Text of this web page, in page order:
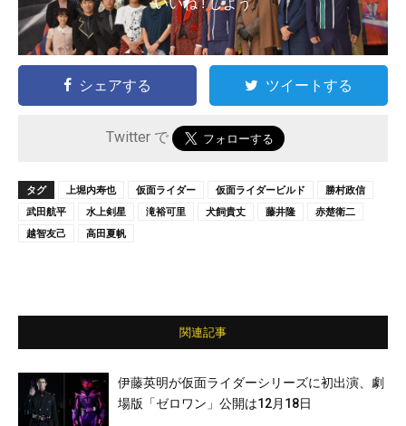
シェアする ツイートする
Twitter で
タグ 上堀内寿也 仮面ライダー 仮面ライダービルド
勝村政信
武田航平
水上剣星 滝裕可里 犬飼貴丈 藤井隆
赤楚衛二
越智友己
高田夏帆
関連記事
伊藤英明が仮面ライダーシリーズに初出演、劇
場版「ゼロワン」公開は12月18日